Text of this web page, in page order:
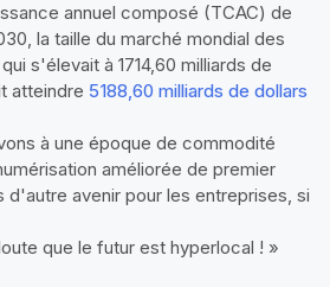
annuel composé (TCAC) de
la taille du marché mondial des
s'élevait à 1714,60 milliards de
atteindre 5188,60 milliards de dollars
à une époque de commodité
améliorée de premier
avenir pour les entreprises, si
que le futur est hyperlocal ! »